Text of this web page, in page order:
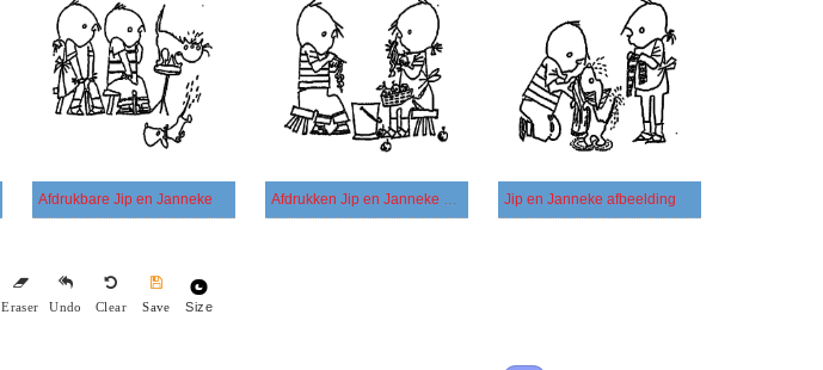
Afdrukbare Jip en Janneke Afdrukken Jip en Janneke afbeelding Jip en Janneke afbeelding
Eraser Undo Clear Save Size